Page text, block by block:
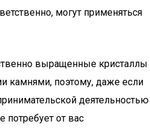
могут применяться
выращенные кристаллы
камнями, поэтому, даже если
деятельностью
от вас